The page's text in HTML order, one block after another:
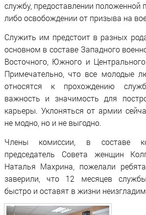
службу, предоставлении положенной
либо освобождении от призыва на
Служить им предстоит в разных
основном в составе Западного
Восточного, Южного и
Примечательно, что все молодые
относятся к прохождению
важность и значимость для
карьеры. Уклоняться от армии
не модно, но и не выгодно.
Члены комиссии, в составе
председатель Совета женщин
Наталья Махрина, пожелали
заверили, что 12 месяцев
быстро и оставят в жизни